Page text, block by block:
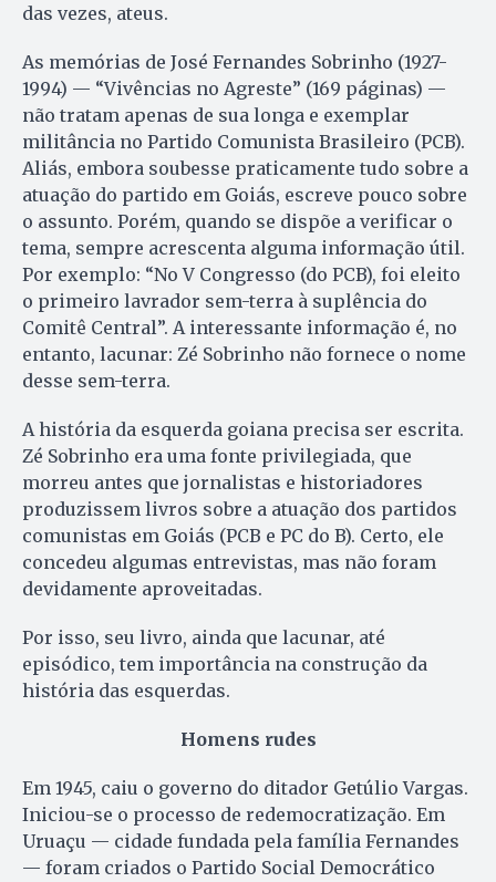
das vezes, ateus.
As memórias de José Fernandes Sobrinho (1927-
1994) — “Vivências no Agreste” (169 páginas) —
não tratam apenas de sua longa e exemplar
militância no Partido Comunista Brasileiro (PCB).
Aliás, embora soubesse praticamente tudo sobre a
atuação do partido em Goiás, escreve pouco sobre
o assunto. Porém, quando se dispõe a verificar o
tema, sempre acrescenta alguma informação útil.
Por exemplo: “No V Congresso (do PCB), foi eleito
o primeiro lavrador sem-terra à suplência do
Comitê Central”. A interessante informação é, no
entanto, lacunar: Zé Sobrinho não fornece o nome
desse sem-terra.
A história da esquerda goiana precisa ser escrita.
Zé Sobrinho era uma fonte privilegiada, que
morreu antes que jornalistas e historiadores
produzissem livros sobre a atuação dos partidos
comunistas em Goiás (PCB e PC do B). Certo, ele
concedeu algumas entrevistas, mas não foram
devidamente aproveitadas.
Por isso, seu livro, ainda que lacunar, até
episódico, tem importância na construção da
história das esquerdas.
Homens rudes
Em 1945, caiu o governo do ditador Getúlio Vargas.
Iniciou-se o processo de redemocratização. Em
Uruaçu — cidade fundada pela família Fernandes
— foram criados o Partido Social Democrático